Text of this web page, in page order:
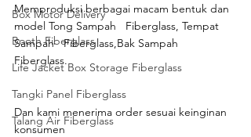
Box Motor Delivery
Booth Fiberglass
Life Jacket Box Storage Fiberglass
Tangki Panel Fiberglass
Talang Air Fiberglass
Memproduksi berbagai macam bentuk dan
model Tong Sampah   Fiberglass, Tempat
Sampah   Fiberglass,Bak Sampah
Fiberglass.
Dan kami menerima order sesuai keinginan
konsumen